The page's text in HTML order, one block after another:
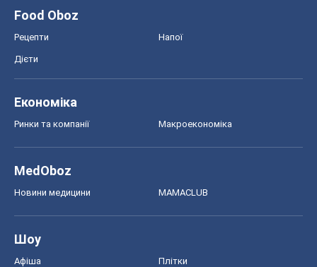
Food Oboz
Рецепти Напої
Дієти
Економіка
Ринки та компанії Макроекономіка
MedOboz
Новини медицини MAMACLUB
Шоу
Афіша Плітки